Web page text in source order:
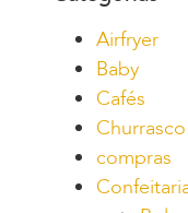
Airfryer
Baby
Cafés
Churrasco
compras